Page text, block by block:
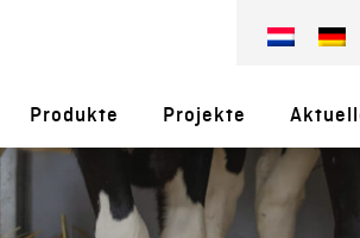
Produkte Projekte